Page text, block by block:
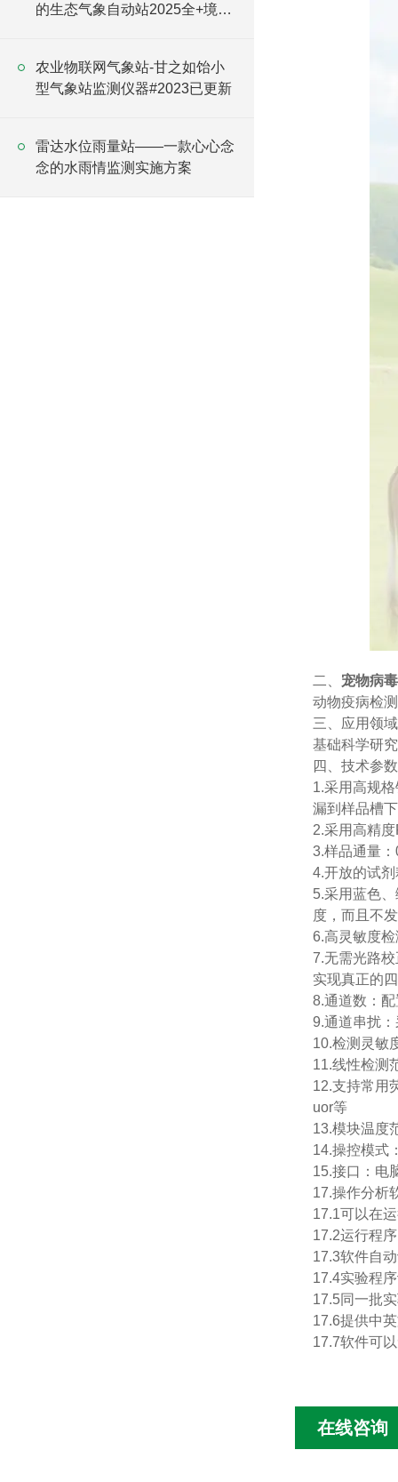
的生态气象自动站2025全+境
农业物联网气象站-甘之如饴小
型气象站监测仪器#2023已更新
雷达水位雨量站——一款心心念
念的水雨情监测实施方案
二、 宠物病
动物疫病检
三、应用领域
基础科学研
四、技术参数
1.采用高规
漏到样品槽
2.采用高精
3.样品通量
4.开放的试
5.采用蓝色
度，而且不
6.高灵敏度
7.无需光路
实现真正的
8.通道数：
9.通道串扰
10.检测灵敏
11.线性检测
12.支持常用
uor等
13.模块温度
14.操控模式
15.接口：电
17.操作分析
17.1可以在
17.2运行程
17.3软件自
17.4实验程
17.5同一批
17.6提供中
17.7软件可
在线咨询